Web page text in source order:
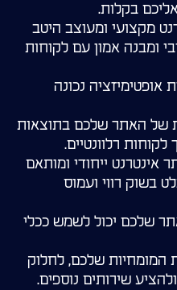
בקלות.
מקצועי ומעוצב היטב
ומבנה אמון עם לקוחות
אופטימיזציה נכונה
של האתר שלכם בתוצאות
רלוונטיים.
אינטרנט ייחודי ומותאם
בשוק רווי ועמוס
שלכם יכול לשמש ככלי
שלכם, לחלוק
שירותים נוספים.